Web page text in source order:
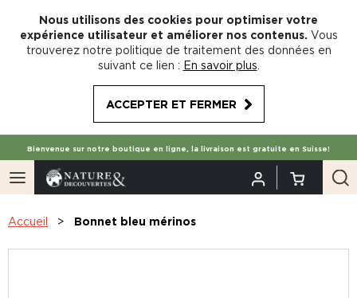
Nous utilisons des cookies pour optimiser votre
expérience utilisateur et améliorer nos contenus. Vous
trouverez notre politique de traitement des données en
suivant ce lien : En savoir plus
ACCEPTER ET FERMER
Bienvenue sur notre boutique en ligne, la livraison est gratuite en Suisse!
Accueil Bonnet bleu mérinos